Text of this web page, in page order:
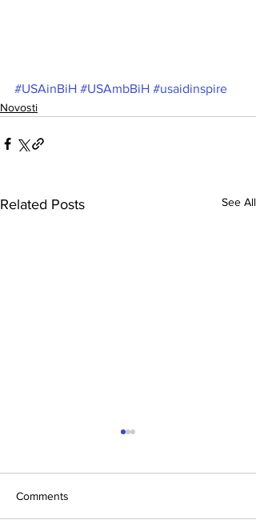
#USAinBiH #USAmbBiH #usaidinspire
Novosti
Related Posts See All
Comments